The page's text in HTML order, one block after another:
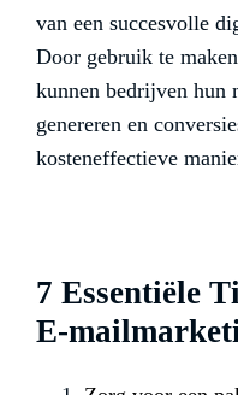
van een succesvolle
Door gebruik te
kunnen bedrijven hun
genereren en
kosteneffectieve
7 Essentiële
E-